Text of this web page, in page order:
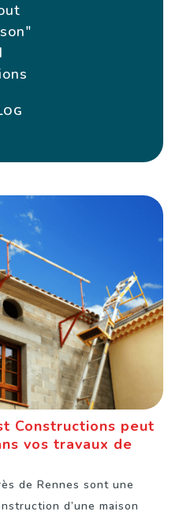
Constructions peut
vos travaux de
de Rennes sont une
d’une maison